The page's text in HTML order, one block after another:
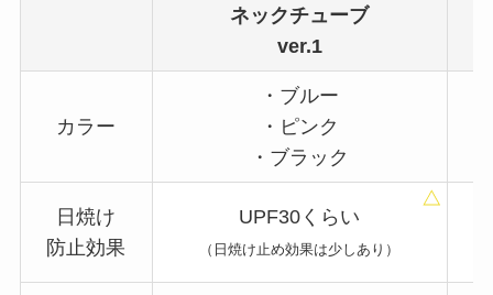
ネックチューブ
ver.1
カラー
・ブルー
・ピンク
・ブラック
日焼け
防止効果
UPF30くらい
（日焼け止め効果は少しあり）